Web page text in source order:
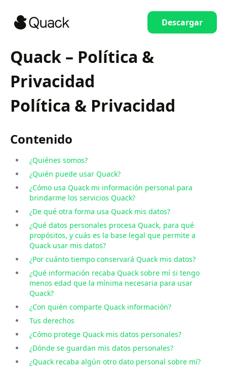
Descargar
Quack – Política &
Privacidad
Política & Privacidad
Contenido
¿Quiénes somos?
¿Quién puede usar Quack?
¿Cómo usa Quack mi información personal para
brindarme los servicios Quack?
¿De qué otra forma usa Quack mis datos?
¿Qué datos personales procesa Quack, para qué
propósitos, y cuás es la base legal que permite a
Quack usar mis datos?
¿Por cuánto tiempo conservará Quack mis datos?
¿Qué información recaba Quack sobre mí si tengo
menos edad que la mínima necesaria para usar
Quack?
¿Con quién comparte Quack información?
Tus derechos
¿Cómo protege Quack mis datos personales?
¿Dónde se guardan mis datos personales?
¿Quack recaba algún otro dato personal sobre mí?